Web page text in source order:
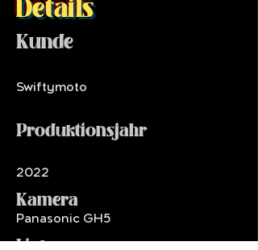
Details
Kunde
Swiftymoto
Produktionsjahr
2022
Kamera
Panasonic GH5
Links